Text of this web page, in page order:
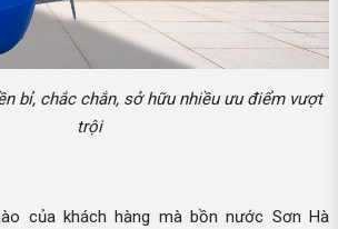
bỉ, chắc chắn, sở hữu nhiều ưu điểm vượt
trội
của khách hàng mà bồn nước Sơn Hà